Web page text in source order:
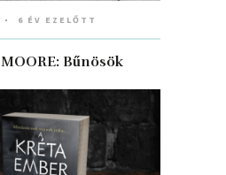
6 ÉV EZELŐTT
Bűnösök